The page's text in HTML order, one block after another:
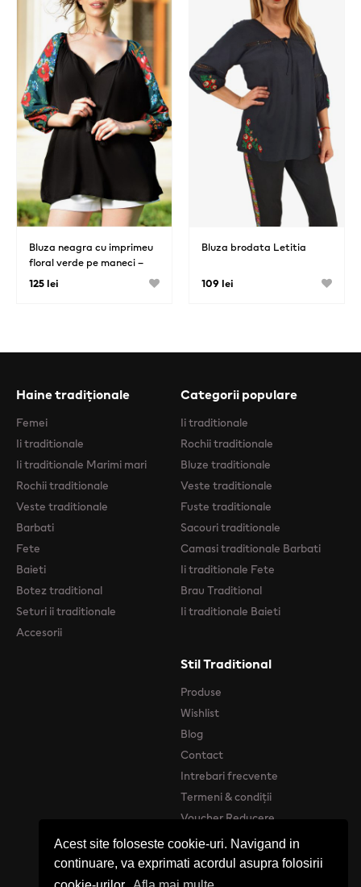
Acest site foloseste cookie-uri. Navigand in
continuare, va exprimati acordul asupra folosirii
Bluza neagra cu imprimeu
floral verde pe maneci –
Florentina 03
125 lei
Bluza brodata Letitia
109 lei
Haine tradiționale
Femei
Ii traditionale
Ii traditionale Marimi mari
Rochii traditionale
Veste traditionale
Barbati
Fete
Baieti
Botez traditional
Seturi ii traditionale
Accesorii
Categorii populare
Ii traditionale
Rochii traditionale
Bluze traditionale
Veste traditionale
Fuste traditionale
Sacouri traditionale
Camasi traditionale Barbati
Ii traditionale Fete
Brau Traditional
Ii traditionale Baieti
Stil Traditional
Produse
Wishlist
Blog
Contact
Intrebari frecvente
Termeni & condiții
Voucher Reducere